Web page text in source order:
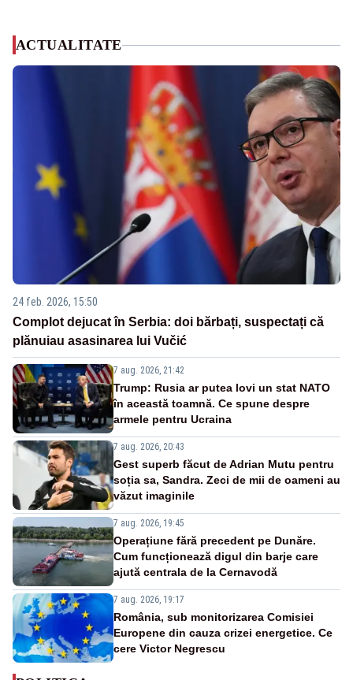
ACTUALITATE
24 feb. 2026, 15:50
Complot dejucat în Serbia: doi bărbați, suspectați că
plănuiau asasinarea lui Vučić
7 aug. 2026, 21:42
Trump: Rusia ar putea lovi un stat NATO
în această toamnă. Ce spune despre
armele pentru Ucraina
7 aug. 2026, 20:43
Gest superb făcut de Adrian Mutu pentru
soția sa, Sandra. Zeci de mii de oameni au
văzut imaginile
7 aug. 2026, 19:45
Operațiune fără precedent pe Dunăre.
Cum funcționează digul din barje care
ajută centrala de la Cernavodă
7 aug. 2026, 19:17
România, sub monitorizarea Comisiei
Europene din cauza crizei energetice. Ce
cere Victor Negrescu